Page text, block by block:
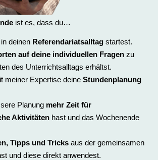
ist es, dass du…
deinen Referendariatsalltag startest.
auf deine individuellen Fragen zu
des Unterrichtsalltags erhältst.
meiner Expertise deine Stundenplanung
Planung mehr Zeit für
Aktivitäten hast und das Wochenende
Tipps und Tricks aus der gemeinsamen
und diese direkt anwendest.